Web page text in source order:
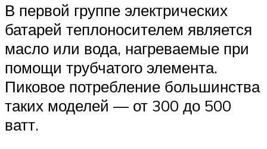
В первой группе электрических
батарей теплоносителем является
масло или вода, нагреваемые при
помощи трубчатого элемента.
Пиковое потребление большинства
таких моделей — от 300 до 500
ватт.